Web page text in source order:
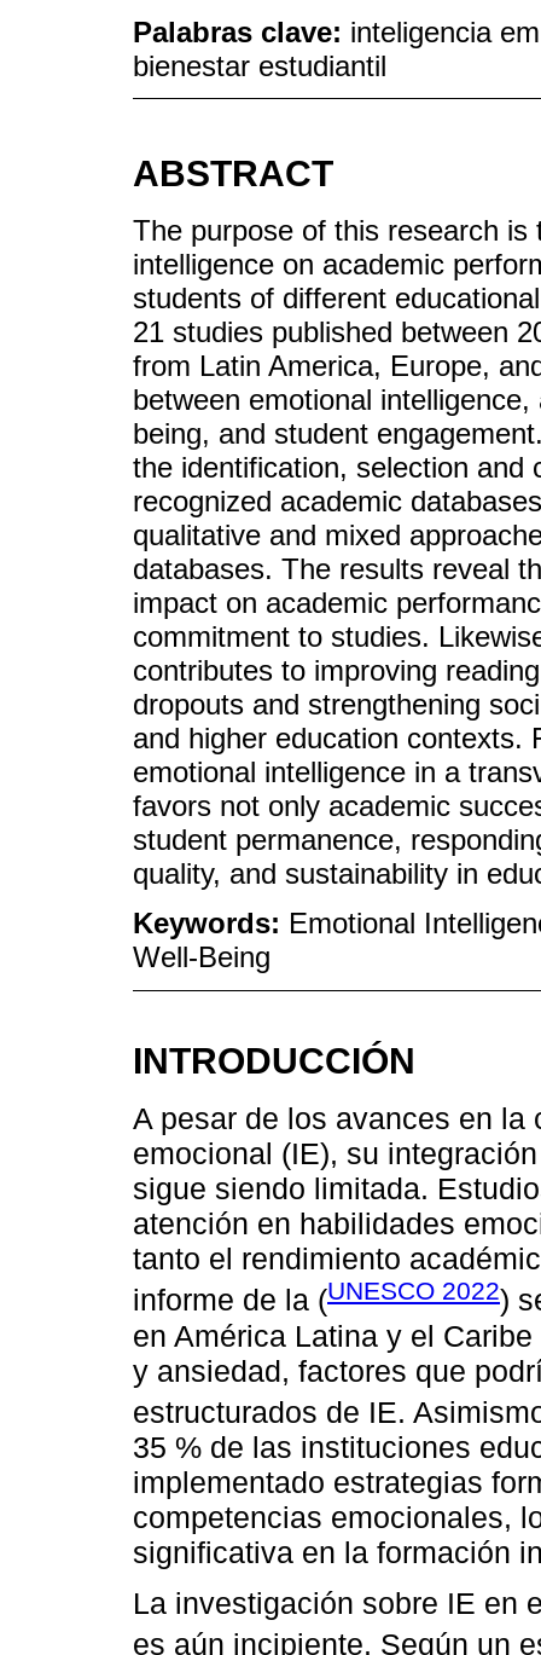
Palabras clave: inteligencia
bienestar estudiantil
ABSTRACT
The purpose of this research
intelligence on academic
students of different
21 studies published between
from Latin America, Europe,
between emotional
being, and student
the identification, selection and
recognized academic
qualitative and mixed
databases. The results reveal
impact on academic
commitment to studies.
contributes to improving
dropouts and strengthening
and higher education contexts.
emotional intelligence in a
favors not only academic
student permanence,
quality, and sustainability in
Keywords: Emotional
Well-Being
INTRODUCCIÓN
A pesar de los avances en
emocional (IE), su
sigue siendo limitada.
atención en habilidades
tanto el rendimiento
informe de la (UNESCO 2022)
en América Latina y el
y ansiedad, factores que
estructurados de IE.
35 % de las instituciones
implementado estrategias
competencias emocionales,
significativa en la formación
La investigación sobre IE en
es aún incipiente. Según un